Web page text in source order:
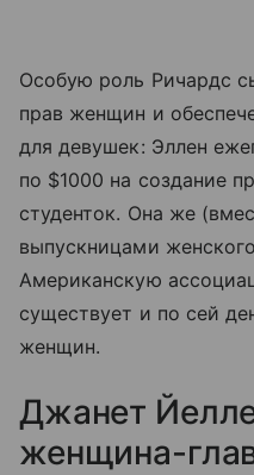
Особую роль Ричардс
прав женщин и
для девушек: Эллен
по $1000 на создание
студенток. Она же
выпускницами
Американскую
существует и по сей
женщин.
Джанет
женщина-